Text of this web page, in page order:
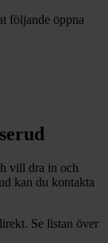
följande öppna
vill dra in och
kan du kontakta
Se listan över